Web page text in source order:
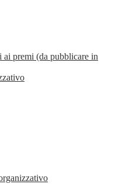
ai premi (da pubblicare in